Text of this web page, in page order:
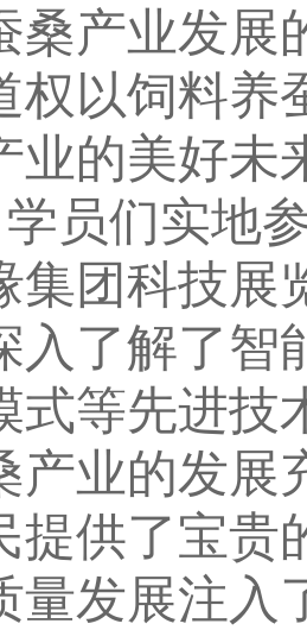
桑产业发展
权以饲料养
业的美好未
学员们实地
集团科技展
入了解了智
式等先进技
产业的发展
提供了宝贵
量发展注入